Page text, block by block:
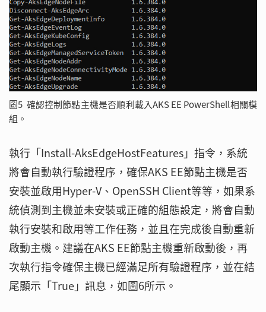
圖5 確認控制節點主機是否順利載入AKS EE PowerShell相關模
組。
執行「Install-AksEdgeHostFeatures」指令，系統
將會自動執行驗證程序，確保AKS EE節點主機是否
安裝並啟用Hyper-V、OpenSSH Client等等，如果系
統偵測到主機並未安裝或正確的組態設定，將會自動
執行安裝和啟用等工作任務，並且在完成後自動重新
啟動主機。建議在AKS EE節點主機重新啟動後，再
次執行指令確保主機已經滿足所有驗證程序，並在結
尾顯示「True」訊息，如圖6所示。